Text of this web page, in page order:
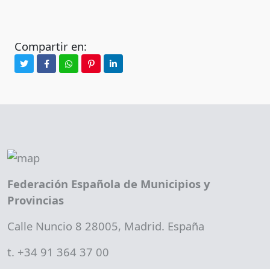
Compartir en:
Federación Española de Municipios y
Provincias
Calle Nuncio 8 28005, Madrid. España
t. +34 91 364 37 00